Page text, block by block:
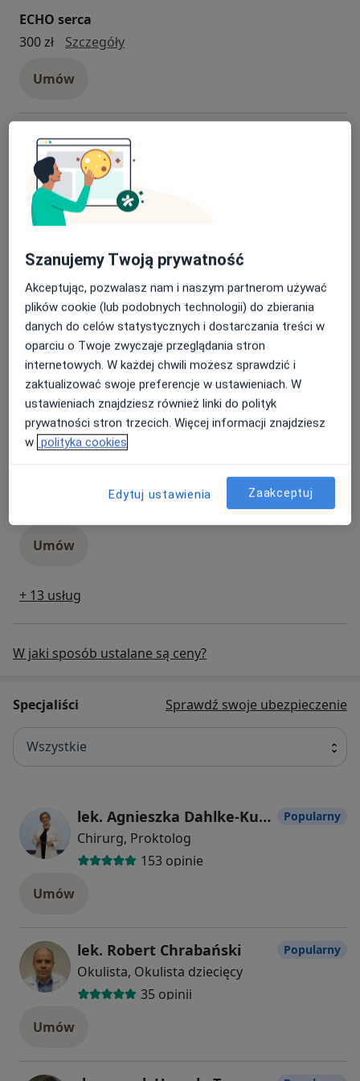
ECHO serca
300 zł
SzczegółyECHO serca
Umów
Konsultacja okulistyczna
280 zł
Szczegóły konsultacja okulistyczna
Umów
Konsultacja pulmonologiczna
Konsultacja pulmonologiczna
Umów
Konsultacja dermatologiczna
280 zł
Szczegółykonsultacja dermatologiczna
Umów
Konsultacja ginekologiczna
konsultacja ginekologiczna
Umów
+ 13 usług
W jaki sposób ustalane są ceny?
Specjaliści Sprawdź swoje ubezpieczenie
Wszystkie
lek. Agnieszka Dahlke-Kubik
Chirurg, Proktolog
153 opinie
Popularny
Umów
lek. Robert Chrabański
Okulista, Okulista dziecięcy
35 opinii
Popularny
Umów
Szanujemy Twoją prywatność
Akceptując, pozwalasz nam i naszym partnerom używać
plików cookie (lub podobnych technologii) do zbierania
danych do celów statystycznych i dostarczania treści w
oparciu o Twoje zwyczaje przeglądania stron
internetowych. W każdej chwili możesz sprawdzić i
zaktualizować swoje preferencje w ustawieniach. W
ustawieniach znajdziesz również linki do polityk
prywatności stron trzecich. Więcej informacji znajdziesz
w polityka cookies
Edytuj ustawienia Zaakceptuj